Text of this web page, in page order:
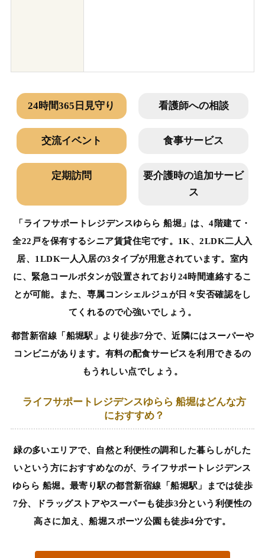
24時間365日見守り 看護師への相談
交流イベント 食事サービス
定期訪問
要介護時の追加サービ
ス
「ライフサポートレジデンスゆらら 船堀」は、4階建て・
全22戸を保有するシニア賃貸住宅です。1K、2LDK二人入
居、1LDK一人入居の3タイプが用意されています。室内
に、緊急コールボタンが設置されており24時間連絡するこ
とが可能。また、専属コンシェルジュが日々安否確認をし
てくれるので心強いでしょう。
都営新宿線「船堀駅」より徒歩7分で、近隣にはスーパーや
コンビニがあります。有料の配食サービスを利用できるの
もうれしい点でしょう。
ライフサポートレジデンスゆらら 船堀はどんな方
におすすめ？
緑の多いエリアで、自然と利便性の調和した暮らしがした
いという方におすすめなのが、ライフサポートレジデンス
ゆらら 船堀。最寄り駅の都営新宿線「船堀駅」までは徒歩
7分、ドラッグストアやスーパーも徒歩3分という利便性の
高さに加え、船堀スポーツ公園も徒歩4分です。